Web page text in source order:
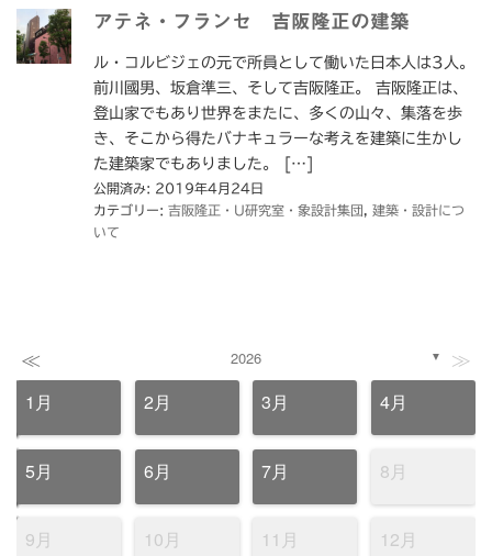
アテネ・フランセ 吉阪隆正の建築
ル・コルビジェの元で所員として働いた日本人は3人。
前川國男、坂倉準三、そして吉阪隆正。 吉阪隆正は、
登山家でもあり世界をまたに、多くの山々、集落を歩
き、そこから得たバナキュラーな考えを建築に生かし
た建築家でもありました。 […]
公開済み: 2019年4月24日
カテゴリー: 吉阪隆正・U研究室・象設計集団
建築・設計につ
いて
≪ 2026 ▼ ≫
1月 2月 3月 4月
5月 6月 7月 8月
9月 10月 11月 12月